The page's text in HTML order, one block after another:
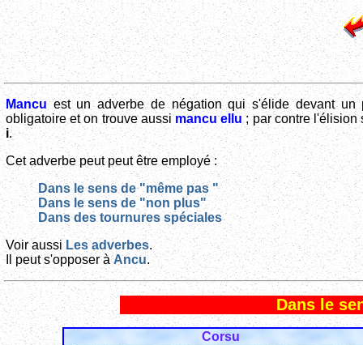
Mancuest un adverbe de négation qui s'élide devant un
obligatoire et on trouve aussimancu ellu ; par contre
i.
Cet adverbe peut peut être employé :
Dans le sens de "même pas "
Dans le sens de "non plus"
Dans des tournures spéciales
Voir aussi Les adverbes.
Il peut s'opposer àAncu.
Dans le
Corsu